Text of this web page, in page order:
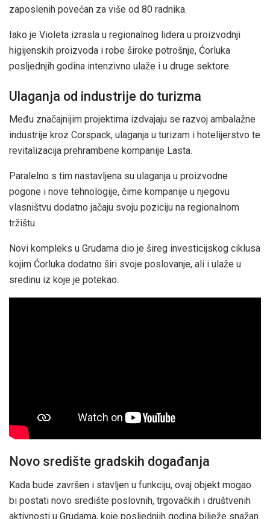
zaposlenih povećan za više od 80 radnika.
Iako je Violeta izrasla u regionalnog lidera u proizvodnji
higijenskih proizvoda i robe široke potrošnje, Ćorluka
posljednjih godina intenzivno ulaže i u druge sektore.
Ulaganja od industrije do turizma
Među značajnijim projektima izdvajaju se razvoj ambalažne
industrije kroz Corspack, ulaganja u turizam i hotelijerstvo te
revitalizacija prehrambene kompanije Lasta.
Paralelno s tim nastavljena su ulaganja u proizvodne
pogone i nove tehnologije, čime kompanije u njegovu
vlasništvu dodatno jačaju svoju poziciju na regionalnom
tržištu.
Novi kompleks u Grudama dio je šireg investicijskog ciklusa
kojim Ćorluka dodatno širi svoje poslovanje, ali i ulaže u
sredinu iz koje je potekao.
Novo središte gradskih događanja
Kada bude završen i stavljen u funkciju, ovaj objekt mogao
bi postati novo središte poslovnih, trgovačkih i društvenih
aktivnosti u Grudama, koje posljednjih godina bilježe snažan